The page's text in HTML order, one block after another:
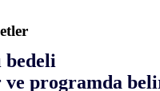
bedeli
ve programda